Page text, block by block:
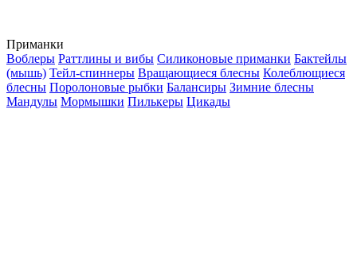
Приманки
Воблеры Раттлины и вибы Силиконовые приманки Бактейлы
(мышь) Тейл-спиннеры Вращающиеся блесны Колеблющиеся
блесны Поролоновые рыбки Балансиры Зимние блесны
Мандулы Мормышки Пилькеры Цикады